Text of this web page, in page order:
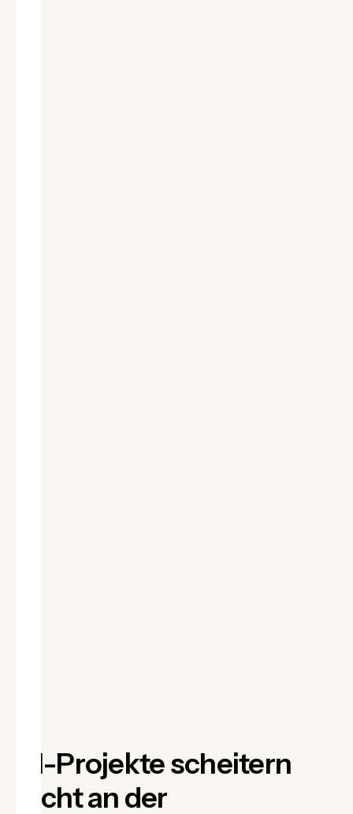
KI-Projekte scheitern
nicht an der